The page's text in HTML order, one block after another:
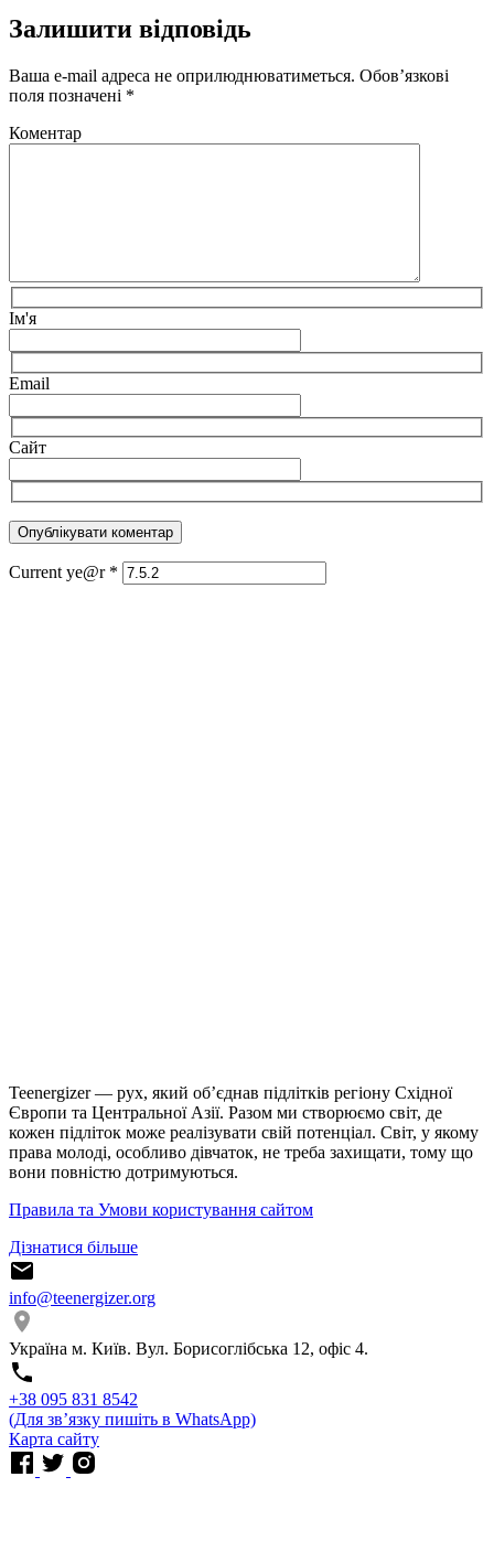
Залишити відповідь
Ваша e-mail адреса не оприлюднюватиметься. Обов’язкові
поля позначені *
Коментар
Ім'я
Email
Сайт
Current ye@r *
Teenergizer — рух, який об’єднав підлітків регіону Східної
Європи та Центральної Азії. Разом ми створюємо світ, де
кожен підліток може реалізувати свій потенціал. Світ, у якому
права молоді, особливо дівчаток, не треба захищати, тому що
вони повністю дотримуються.
Правила та Умови користування сайтом
Дізнатися більше
info@teenergizer.org
Україна м. Київ. Вул. Борисоглібська 12, офіс 4.
⁨+38 095 831 8542⁩
(Для звʼязку пишіть в WhatsApp)
Карта сайту